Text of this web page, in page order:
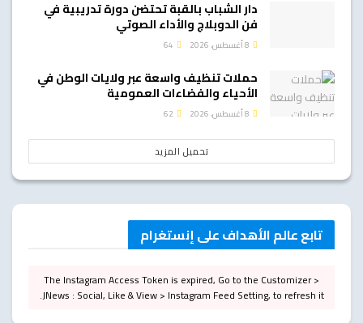
دار الشباب بالقبة تحتضن دورة تدريبية في
فن الدوبلاج والأداء الصوتي
حملات تنظيف واسعة عبر ولايات الوطن في
الأحياء والفضاءات العمومية
تحميل المزيد
تابع عالم الأهداف على إنستغرام
The Instagram Access Token is expired, Go to the Customizer >
JNews : Social, Like & View > Instagram Feed Setting, to refresh it.